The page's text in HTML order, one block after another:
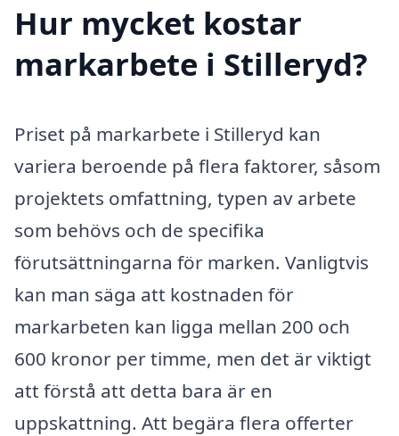
Hur mycket kostar
markarbete i Stilleryd?
Priset på markarbete i Stilleryd kan
variera beroende på flera faktorer, såsom
projektets omfattning, typen av arbete
som behövs och de specifika
förutsättningarna för marken. Vanligtvis
kan man säga att kostnaden för
markarbeten kan ligga mellan 200 och
600 kronor per timme, men det är viktigt
att förstå att detta bara är en
uppskattning. Att begära flera offerter